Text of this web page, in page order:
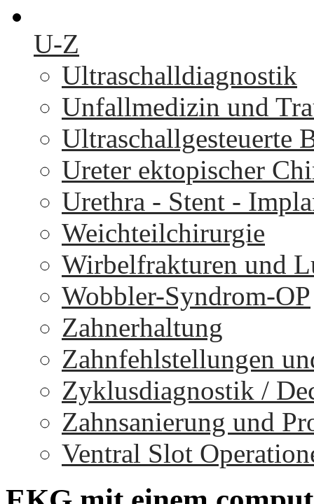
U-Z
Ultraschalldiagnostik
Unfallmedizin und
Ultraschallgesteuerte
Ureter ektopischer
Urethra - Stent -
Weichteilchirurgie
Wirbelfrakturen und
Wobbler-Syndrom-OP
Zahnerhaltung
Zahnfehlstellungen
Zyklusdiagnostik /
Zahnsanierung und
Ventral Slot